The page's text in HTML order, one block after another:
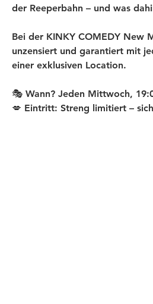
der Reeperbahn – und was
Bei der KINKY COMEDY New
unzensiert und garantiert mit
einer exklusiven Location.
🎭 Wann? Jeden Mittwoch,
💋 Eintritt: Streng limitiert –